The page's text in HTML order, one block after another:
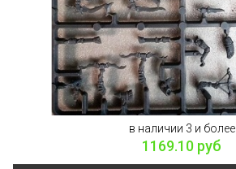
в наличии 3 и более
1169.10 руб